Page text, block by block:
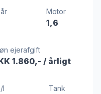
Motor
1,6
ejerafgift
1.860,- / årligt
l Tank